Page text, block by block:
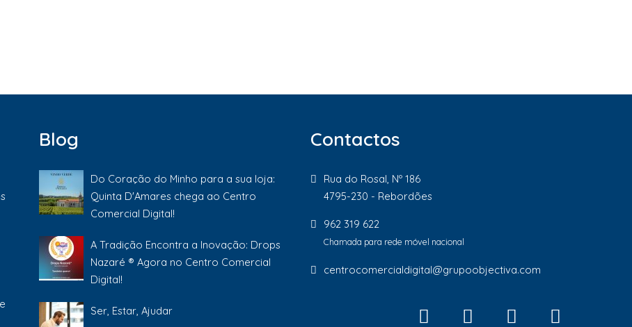
Blog
Do Coração do Minho para a sua loja:
Quinta D'Amares chega ao Centro
Comercial Digital!
A Tradição Encontra a Inovação: Drops
Nazaré ® Agora no Centro Comercial
Digital!
Ser, Estar, Ajudar
Contactos
Rua do Rosal, Nº 186
4795-230 - Rebordões
962 319 622
Chamada para rede móvel nacional
centrocomercialdigital@grupoobjectiva.com